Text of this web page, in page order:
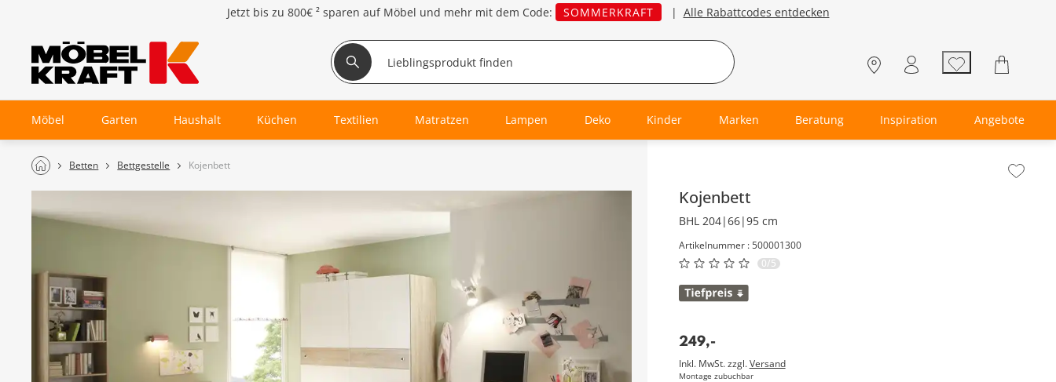
Jetzt bis zu 800€ ² sparen auf Möbel und mehr mit dem Code: SOMMERKRAFT | Alle Rabattcodes entdecken
Möbel Garten Haushalt Küchen Textilien Matratzen Lampen Deko Kinder Marken Beratung Inspiration Angebote
Betten Bettgestelle Kojenbett
Kojenbett
BHL 204|66|95 cm
Artikelnummer : 500001300
0/5
249,-
Inkl. MwSt. zzgl.Versand
Montage zubuchbar